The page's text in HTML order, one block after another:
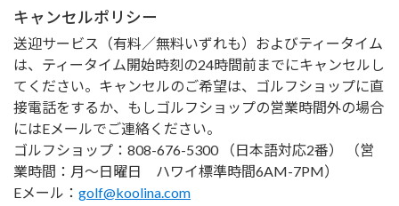
キャンセルポリシー
送迎サービス（有料／無料いずれも）およびティータイム
は、ティータイム開始時刻の24時間前までにキャンセルし
てください。キャンセルのご希望は、ゴルフショップに直
接電話をするか、もしゴルフショップの営業時間外の場合
にはEメールでご連絡ください。
ゴルフショップ：808-676-5300 （日本語対応2番） （営
業時間：月～日曜日 ハワイ標準時間6AM-7PM）
Eメール： golf@koolina.com